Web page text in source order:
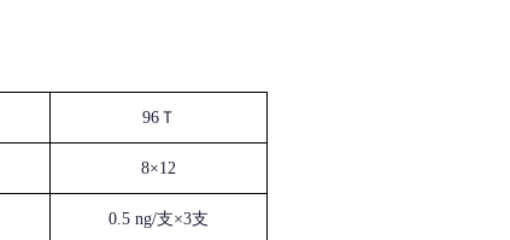
96Ｔ
8×12
0.5 ng/支×3支